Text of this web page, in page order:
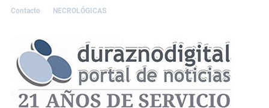
Contacto NECROLÓGICAS